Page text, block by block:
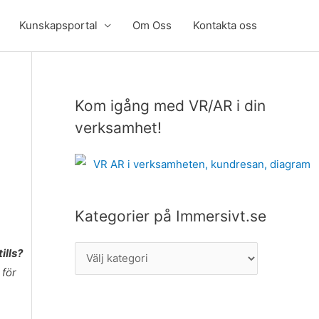
Kunskapsportal Om Oss Kontakta oss
för
Kom igång med VR/AR i din
verksamhet!
Kategorier på Immersivt.se
K
a
e
o
e